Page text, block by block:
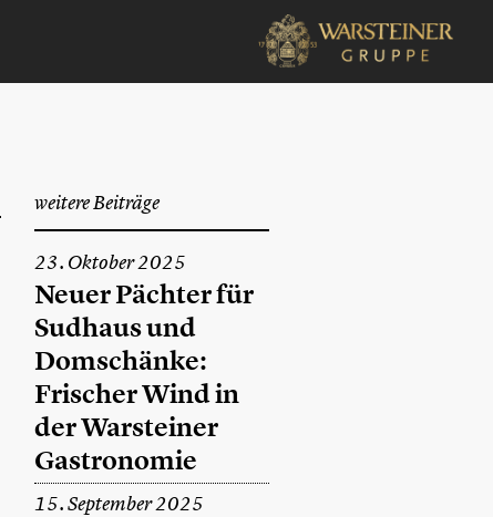
weitere Beiträge
23. Oktober 2025
Neuer Pächter für
Sudhaus und
Domschänke:
Frischer Wind in
der Warsteiner
Gastronomie
15. September 2025